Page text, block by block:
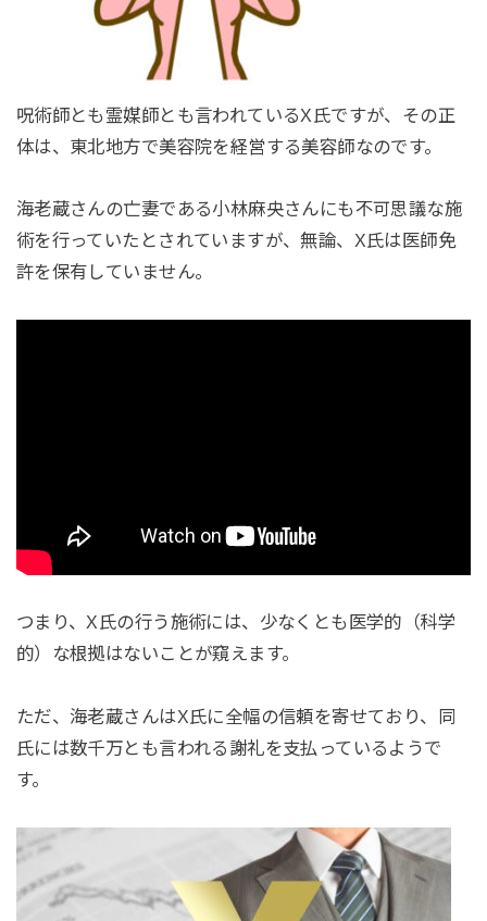
呪術師とも霊媒師とも言われているX氏ですが、その正
体は、東北地方で美容院を経営する美容師なのです。
海老蔵さんの亡妻である小林麻央さんにも不可思議な施
術を行っていたとされていますが、無論、X氏は医師免
許を保有していません。
つまり、X氏の行う施術には、少なくとも医学的（科学
的）な根拠はないことが窺えます。
ただ、海老蔵さんはX氏に全幅の信頼を寄せており、同
氏には数千万とも言われる謝礼を支払っているようで
す。